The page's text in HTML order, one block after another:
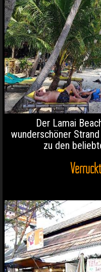
Der Lamai
wunderschöner
zu den